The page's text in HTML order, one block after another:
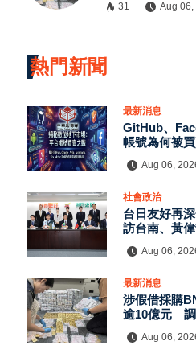
31 Aug 06,
熱門新聞
最新消息
GitHub、
帳號為何被
易、假評論
Aug 06,
社會政治
台日友好再
訪台南、黃
Aug 06,
最新消息
涉假借採購
逾10億元 調
Aug 06,